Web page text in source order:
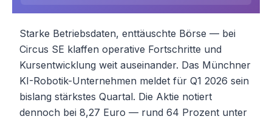
Starke Betriebsdaten, enttäuschte Börse — bei
Circus SE klaffen operative Fortschritte und
Kursentwicklung weit auseinander. Das Münchner
KI-Robotik-Unternehmen meldet für Q1 2026 sein
bislang stärkstes Quartal. Die Aktie notiert
dennoch bei 8,27 Euro — rund 64 Prozent unter